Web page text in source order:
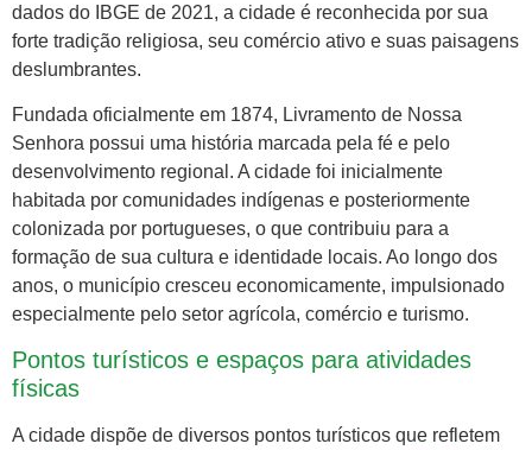
dados do IBGE de 2021, a cidade é reconhecida por sua
forte tradição religiosa, seu comércio ativo e suas paisagens
deslumbrantes.
Fundada oficialmente em 1874, Livramento de Nossa
Senhora possui uma história marcada pela fé e pelo
desenvolvimento regional. A cidade foi inicialmente
habitada por comunidades indígenas e posteriormente
colonizada por portugueses, o que contribuiu para a
formação de sua cultura e identidade locais. Ao longo dos
anos, o município cresceu economicamente, impulsionado
especialmente pelo setor agrícola, comércio e turismo.
Pontos turísticos e espaços para atividades
físicas
A cidade dispõe de diversos pontos turísticos que refletem